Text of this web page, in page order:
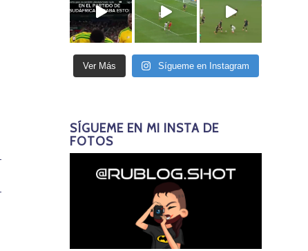
Ver Más Sígueme en Instagram
SÍGUEME EN MI INSTA DE
FOTOS